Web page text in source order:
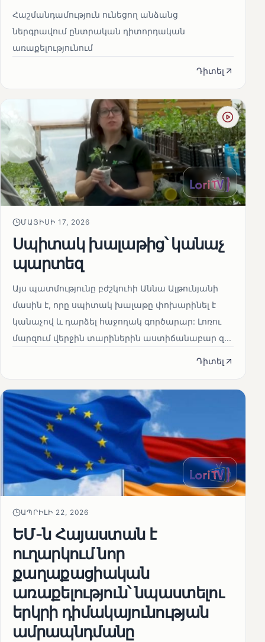
Հաշմանդամություն ունեցող անձանց
ներգրավում ընտրական դիտորդական
առաքելությունում
Դիտել
ՄԱՅԻՍԻ 17, 2026
Սպիտակ խալաթից՝ կանաչ
պարտեզ
Այս պատմությունը բժշկուհի Աննա Ալթունյանի
մասին է, որը սպիտակ խալաթը փոխարինել է
կանաչով և դարձել հաջողակ գործարար: Լոռու
մարզում վերջին տարիներին աստիճանաբար զ...
Դիտել
ԱՊՐԻԼԻ 22, 2026
ԵՄ-ն Հայաստան է
ուղարկում նոր
քաղաքացիական
առաքելություն՝ նպաստելու
երկրի դիմակայունության
ամրապնդմանը